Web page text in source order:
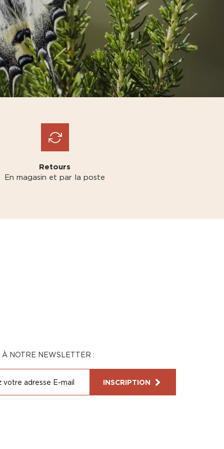
Retours
En magasin et par la poste
À NOTRE NEWSLETTER :
INSCRIPTION